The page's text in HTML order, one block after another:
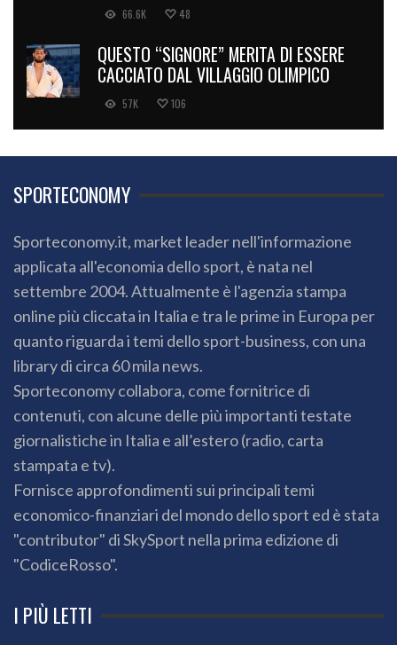
66.6K 48
QUESTO “SIGNORE” MERITA DI ESSERE
CACCIATO DAL VILLAGGIO OLIMPICO
57K 106
SPORTECONOMY
Sporteconomy.it, market leader nell'informazione
applicata all'economia dello sport, è nata nel
settembre 2004. Attualmente è l'agenzia stampa
online più cliccata in Italia e tra le prime in Europa per
quanto riguarda i temi dello sport-business, con una
library di circa 60 mila news.
Sporteconomy collabora, come fornitrice di
contenuti, con alcune delle più importanti testate
giornalistiche in Italia e all’estero (radio, carta
stampata e tv).
Fornisce approfondimenti sui principali temi
economico-finanziari del mondo dello sport ed è stata
"contributor" di SkySport nella prima edizione di
"CodiceRosso".
I PIÙ LETTI